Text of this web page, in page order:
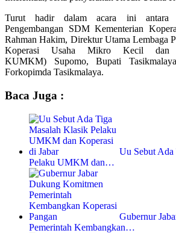
Turut hadir dalam acara ini antara
Pengembangan SDM Kementerian
Rahman Hakim, Direktur Utama Lembaga
Koperasi Usaha Mikro Kecil dan
KUMKM) Supomo, Bupati
Forkopimda Tasikmalaya.
Baca Juga :
Uu Sebut
Pelaku UMKM dan…
Gubernur
Pemerintah Kembangkan…